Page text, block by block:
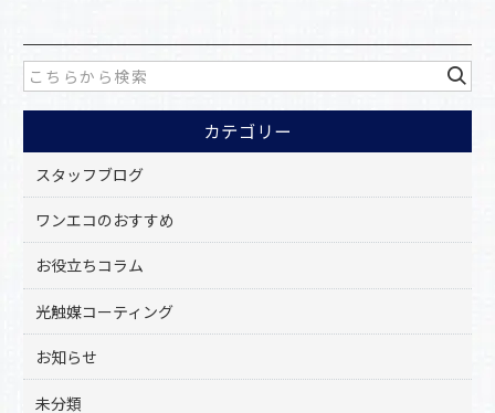
e
b
o
o
k
カテゴリー
スタッフブログ
ワンエコのおすすめ
お役立ちコラム
光触媒コーティング
お知らせ
未分類